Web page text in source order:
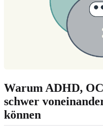
Warum ADHD,
schwer
können